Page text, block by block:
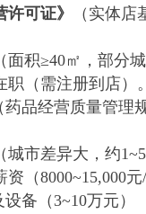
许可证》
（实体店
面积≥40㎡，部分城
职（需注册到店）。
药品经营质量管理
城市差异大，约1~5
（8000~15,000元/
备（3~10万元）